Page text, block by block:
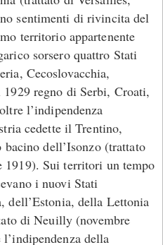
sentimenti di rivincita del
territorio appartenente
sorsero quattro Stati
Cecoslovacchia,
regno di Serbi, Croati,
l’indipendenza
cedette il Trentino,
dell’Isonzo (trattato
1919). Sui territori un tempo
i nuovi Stati
dell’Estonia, della Lettonia
di Neuilly (novembre
della